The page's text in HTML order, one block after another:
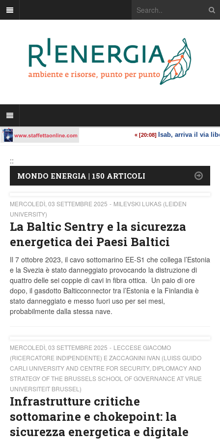
::
MONDO ENERGIA | 150 ARTICOLI
MERCOLEDÌ, 03 SETTEMBRE 2025
MILEVSKI LUKAS (LEIDEN
UNIVERSITY)
La Baltic Sentry e la sicurezza
energetica dei Paesi Baltici
Il 7 ottobre 2023, il cavo sottomarino EE-S1 che collega l’Estonia
e la Svezia è stato danneggiato provocando la distruzione di
quattro delle sei coppie di cavi in fibra ottica. Un paio di ore
dopo, il gasdotto Balticconnector tra l’Estonia e la Finlandia è
stato danneggiato e messo fuori uso per sei mesi,
probabilmente dalla stessa nave.
MERCOLEDÌ, 03 SETTEMBRE 2025
LECCESE GIACOMO
(RICERCATORE INDIPENDENTE) E ZACCAGNINI IVAN (LUISS GUIDO
CARLI UNIVERSITY AND CENTRE FOR SECURITY, DIPLOMACY AND
STRATEGY OF THE BRUSSELS SCHOOL OF GOVERNANCE AT VRIJE
UNIVERSITEIT BRUSSEL)
Infrastrutture critiche
sottomarine e chokepoint: la
sicurezza energetica e digitale